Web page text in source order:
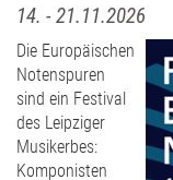
14. - 21.11.2026
Die Europäischen
Notenspuren
sind ein Festival
des Leipziger
Musikerbes:
Komponisten